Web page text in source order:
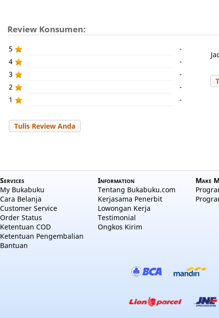
Review Konsumen:
5
-
4
-
3
-
2
-
1
-
Tulis Review Anda
Services
My Bukabuku
Cara Belanja
Customer Service
Order Status
Ketentuan COD
Ketentuan Pengembalian
Bantuan
Information
Tentang Bukabuku.com
Kerjasama Penerbit
Lowongan Kerja
Testimonial
Ongkos Kirim
Make